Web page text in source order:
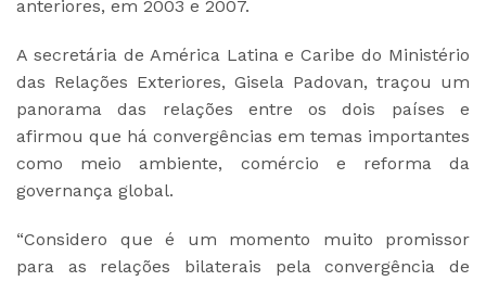
anteriores, em 2003 e 2007.
A secretária de América Latina e Caribe do Ministério
das Relações Exteriores, Gisela Padovan, traçou um
panorama das relações entre os dois países e
afirmou que há convergências em temas importantes
como meio ambiente, comércio e reforma da
governança global.
“Considero que é um momento muito promissor
para as relações bilaterais pela convergência de